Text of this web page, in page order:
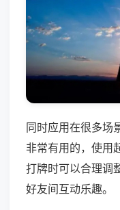
同时应用在很多场
非常有用的，使用
打牌时可以合理调
好友间互动乐趣。